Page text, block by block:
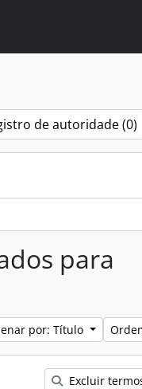
de autoridade (0)
para
por: Título
Excluir